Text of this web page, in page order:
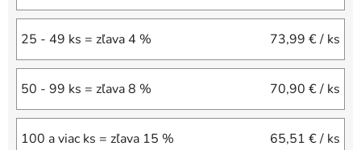
25 - 49 ks = zľava 4 % 73,99 €/ ks
50 - 99 ks = zľava 8 % 70,90 €/ ks
100 a viac ks = zľava 15 % 65,51 €/ ks